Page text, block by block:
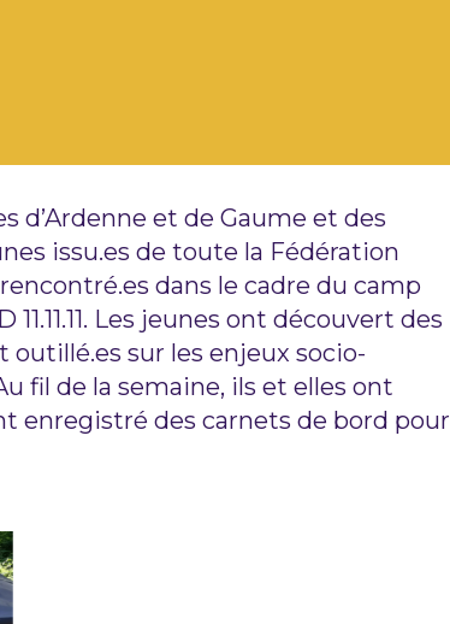
d’Ardenne et de Gaume et des
issu.es de toute la Fédération
dans le cadre du camp
Les jeunes ont découvert des
sur les enjeux socio-
fil de la semaine, ils et elles ont
enregistré des carnets de bord pour